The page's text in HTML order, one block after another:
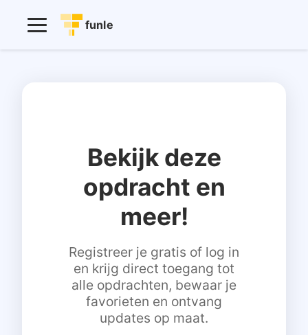
funle
Inloggen
Bekijk deze
opdracht en
meer!
Registreer je gratis of log in
en krijg direct toegang tot
alle opdrachten, bewaar je
favorieten en ontvang
updates op maat.